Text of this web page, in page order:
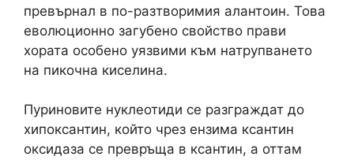
превърнал в по-разтворимия алантоин. Това
еволюционно загубено свойство прави
хората особено уязвими към натрупването
на пикочна киселина.
Пуриновите нуклеотиди се разграждат до
хипоксантин, който чрез ензима ксантин
оксидаза се превръща в ксантин, а оттам